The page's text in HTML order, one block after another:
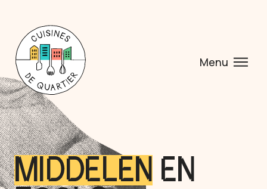
Menu
MIDDELEN EN